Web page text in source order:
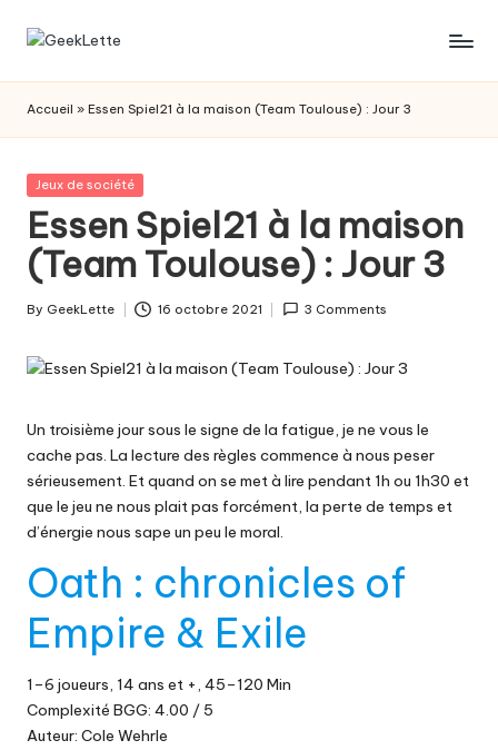
Skip
G
e
e
k
L
e
t
t
e
les
de
société
Accueil » Essen Spiel21 à la maison (Team Toulouse) : Jour 3
Posted
Jeux de société
Essen Spiel21 à la maison
(Team Toulouse) : Jour 3
Posted
By GeekLette 16 octobre 2021 3 Comments
Un troisième jour sous le signe de la fatigue, je ne vous le
cache pas. La lecture des règles commence à nous peser
sérieusement. Et quand on se met à lire pendant 1h ou 1h30 et
que le jeu ne nous plait pas forcément, la perte de temps et
d’énergie nous sape un peu le moral.
Oath : chronicles of
Empire & Exile
1–6 joueurs, 14 ans et +, 45–120 Min
Complexité BGG: 4.00 / 5
Auteur: Cole Wehrle